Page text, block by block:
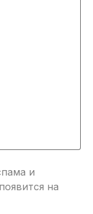
и
на